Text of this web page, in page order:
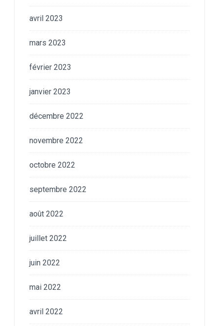
avril 2023
mars 2023
février 2023
janvier 2023
décembre 2022
novembre 2022
octobre 2022
septembre 2022
août 2022
juillet 2022
juin 2022
mai 2022
avril 2022